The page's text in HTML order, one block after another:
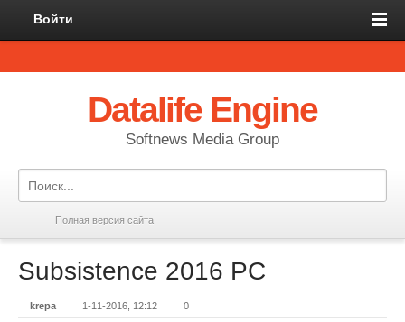
Войти
Datalife Engine
Softnews Media Group
Полная версия сайта
Subsistence 2016 PC
krepa 1-11-2016, 12:12 0